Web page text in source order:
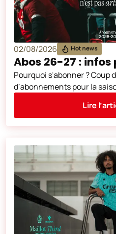
02/08/2026 Hot news
Abos 26-27 :
Pourquoi s'abonner ? Coup d'envoi de la campagne
d’abonnements pour la
Lire